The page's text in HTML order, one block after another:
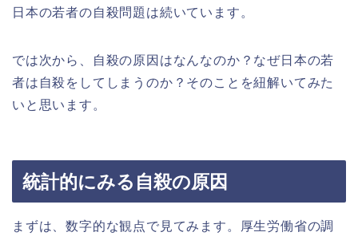
日本の若者の自殺問題は続いています。
では次から、自殺の原因はなんなのか？なぜ日本の若
者は自殺をしてしまうのか？そのことを紐解いてみた
いと思います。
統計的にみる自殺の原因
まずは、数字的な観点で見てみます。厚生労働省の調